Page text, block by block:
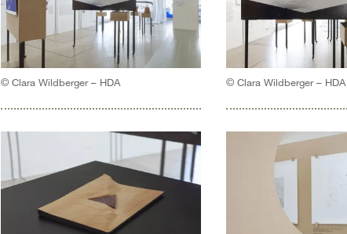
© Clara Wildberger – HDA © Clara Wildberger – HDA